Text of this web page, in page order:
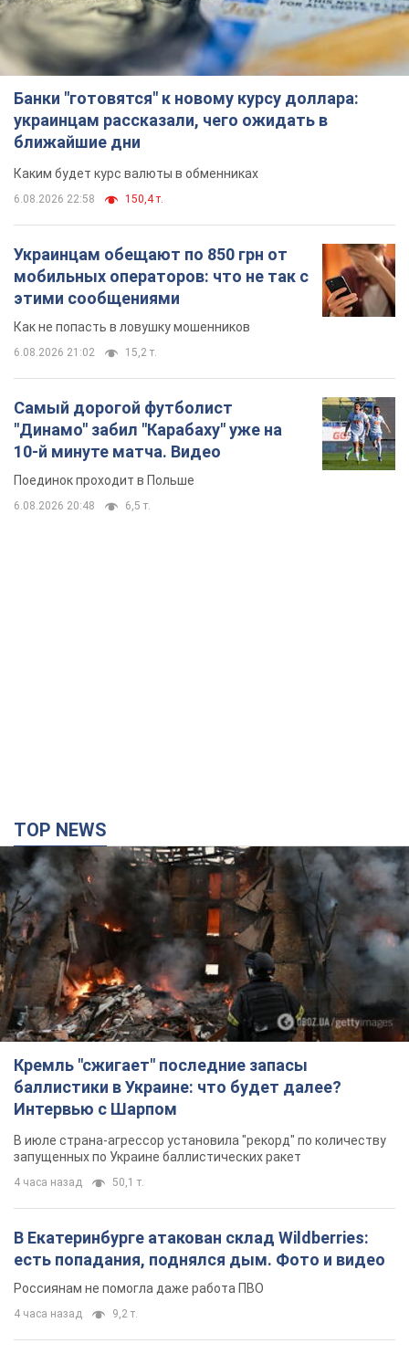
Банки "готовятся" к новому курсу доллара:
украинцам рассказали, чего ожидать в
ближайшие дни
Каким будет курс валюты в обменниках
6.08.2026 22:58 150,4 т.
Украинцам обещают по 850 грн от
мобильных операторов: что не так с
этими сообщениями
Как не попасть в ловушку мошенников
6.08.2026 21:02 15,2 т.
Самый дорогой футболист
"Динамо" забил "Карабаху" уже на
10-й минуте матча. Видео
Поединок проходит в Польше
6.08.2026 20:48 6,5 т.
TOP NEWS
Кремль "сжигает" последние запасы
баллистики в Украине: что будет далее?
Интервью с Шарпом
В июле страна-агрессор установила "рекорд" по количеству
запущенных по Украине баллистических ракет
4 часа назад 50,1 т.
В Екатеринбурге атакован склад Wildberries:
есть попадания, поднялся дым. Фото и видео
Россиянам не помогла даже работа ПВО
4 часа назад 9,2 т.